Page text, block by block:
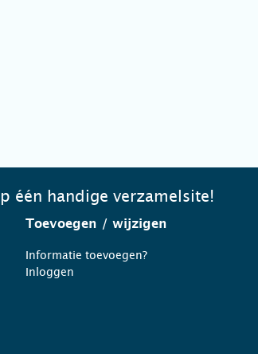
één handige verzamelsite!
Toevoegen / wijzigen
Informatie toevoegen?
Inloggen